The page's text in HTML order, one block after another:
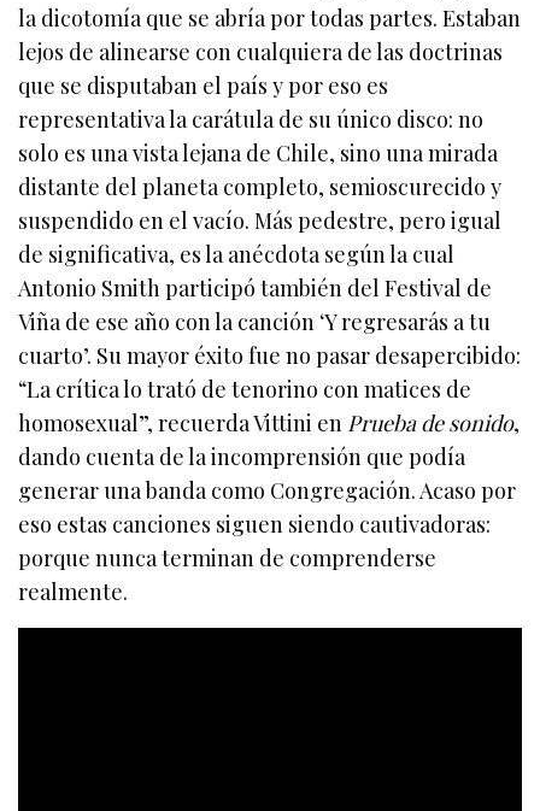
la dicotomía que se abría por todas partes. Estaban
lejos de alinearse con cualquiera de las doctrinas
que se disputaban el país y por eso es
representativa la carátula de su único disco: no
solo es una vista lejana de Chile, sino una mirada
distante del planeta completo, semioscurecido y
suspendido en el vacío. Más pedestre, pero igual
de significativa, es la anécdota según la cual
Antonio Smith participó también del Festival de
Viña de ese año con la canción ‘Y regresarás a tu
cuarto’. Su mayor éxito fue no pasar desapercibido:
“La crítica lo trató de tenorino con matices de
homosexual”, recuerda Vittini en Prueba de sonido,
dando cuenta de la incomprensión que podía
generar una banda como Congregación. Acaso por
eso estas canciones siguen siendo cautivadoras:
porque nunca terminan de comprenderse
realmente.